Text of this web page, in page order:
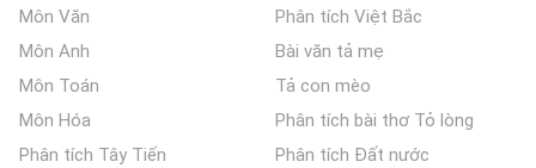
Môn Văn
Môn Anh
Môn Toán
Môn Hóa
Phân tích Tây Tiến
Phân tích Việt Bắc
Bài văn tả mẹ
Tả con mèo
Phân tích bài thơ Tỏ lòng
Phân tích Đất nước